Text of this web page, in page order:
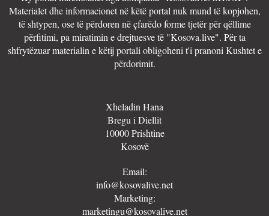
Materialet dhe informacionet në këtë portal nuk mund të kopjohen,
të shtypen, ose të përdoren në çfarëdo forme tjetër për qëllime
përfitimi, pa miratimin e drejtuesve të "Kosova.live". Për ta
shfrytëzuar materialin e këtij portali obligoheni t'i pranoni Kushtet e
përdorimit.
Xheladin Hana
Bregu i Diellit
10000 Prishtine
Kosovë
Email:
info@kosovalive.net
Marketing:
marketingu@kosovalive.net